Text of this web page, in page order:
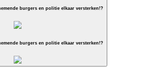
burgers en politie elkaar versterken!?
burgers en politie elkaar versterken!?